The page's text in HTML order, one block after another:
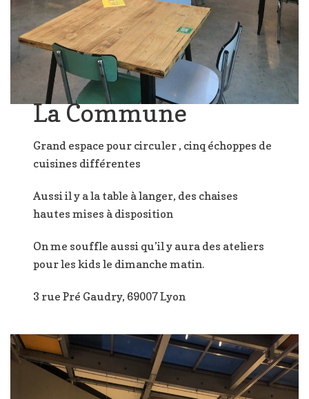
La Commune
Grand espace pour circuler , cinq échoppes de
cuisines différentes
Aussi il y a la table à langer, des chaises
hautes mises à disposition
On me souffle aussi qu’il y aura des ateliers
pour les kids le dimanche matin.
3 rue Pré Gaudry, 69007 Lyon